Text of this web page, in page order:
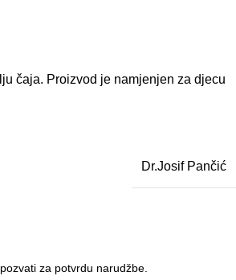
čaja. Proizvod je namjenjen za djecu
Dr.Josif Pančić
za potvrdu narudžbe.